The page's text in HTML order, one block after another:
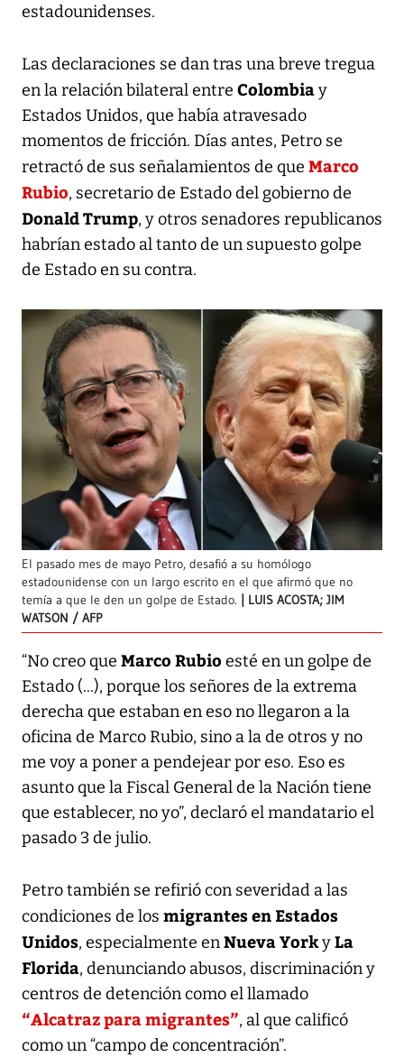
estadounidenses.
Las declaraciones se dan tras una breve tregua
en la relación bilateral entre Colombiay
Estados Unidos, que había atravesado
momentos de fricción. Días antes, Petro se
retractó de sus señalamientos de que Marco
Rubio, secretario de Estado del gobierno de
Donald Trump, y otros senadores republicanos
habrían estado al tanto de un supuesto golpe
de Estado en su contra.
El pasado mes de mayo Petro, desafió a su homólogo
estadounidense con un largo escrito en el que afirmó que no
temía a que le den un golpe de Estado.
LUIS ACOSTA; JIM
WATSON / AFP
“No creo que Marco Rubio esté en un golpe de
Estado (...), porque los señores de la extrema
derecha que estaban en eso no llegaron a la
oficina de Marco Rubio, sino a la de otros y no
me voy a poner a pendejear por eso. Eso es
asunto que la Fiscal General de la Nación tiene
que establecer, no yo”, declaró el mandatario el
pasado 3 de julio.
Petro también se refirió con severidad a las
condiciones de los migrantes en Estados
Unidos, especialmente enNueva YorkyLa
Florida, denunciando abusos, discriminación y
centros de detención como el llamado
“Alcatraz para migrantes”, al que calificó
como un “campo de concentración”.